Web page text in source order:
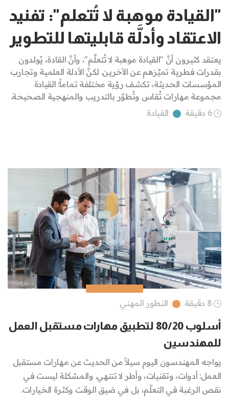
"القيادة موهبة لا تُتعلم": تفنيد
الاعتقاد وأدلَّة قابليتها للتطوير
يعتقد كثيرون أنَّ "القيادة موهبة لا تُتعلَّم"، وأنَّ القادة، يُولدون
بقدرات فطرية تميِّزهم عن الآخرين. لكنَّ الأدلة العلمية وتجارب
المؤسسات الحديثة، تكشف رؤية مختلفة تماماً: القيادة
مجموعة مهارات تُقاس وتُطوَّر بالتدريب والمنهجية الصحيحة.
6 دقيقة
القيادة
8 دقيقة التطور المهني
أسلوب 80/20 لتطبيق مهارات مستقبل العمل
للمهندسين
يواجه المهندسون اليوم سيلاً من الحديث عن مهارات مستقبل
العمل: أدوات، وتقنيات، وأطر لا تنتهي. والمشكلة ليست في
نقص الرغبة في التعلّم، بل في ضيق الوقت وكثرة الخيارات.